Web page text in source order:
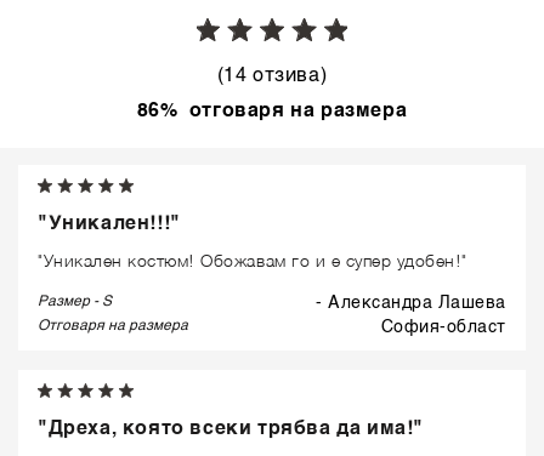
(14 отзива)
86% отговаря на размера
"Уникален!!!"
"Уникален костюм! Обожавам го и е супер удобен!"
Размер - S - Александра Лашева
Отговаря на размера софия-област
"Дреха, която всеки трябва да има!"